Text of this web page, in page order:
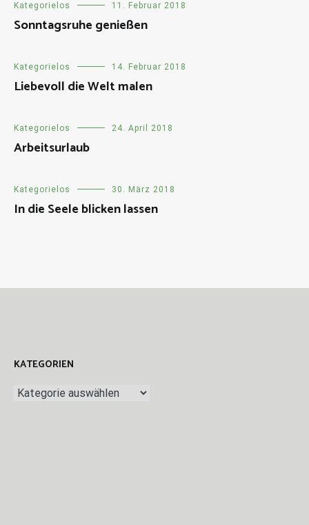
Kategorielos 11. Februar 2018
Sonntagsruhe genießen
Kategorielos 14. Februar 2018
Liebevoll die Welt malen
Kategorielos 24. April 2018
Arbeitsurlaub
Kategorielos 30. März 2018
In die Seele blicken lassen
KATEGORIEN
Kategorien